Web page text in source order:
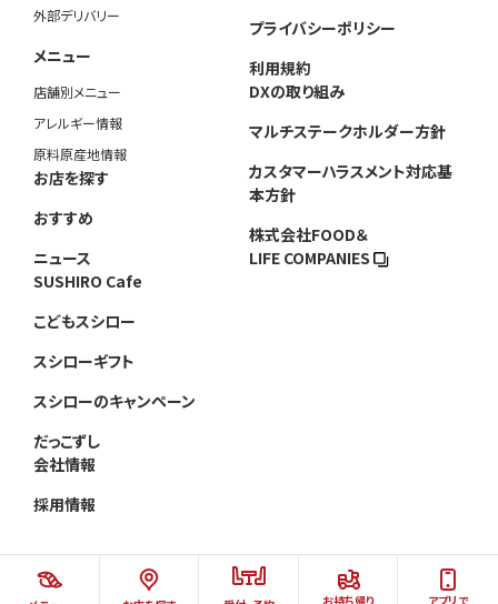
お持ち帰り アプリで
外部デリバリー
メニュー
店舗別メニュー
アレルギー情報
原料原産地情報
お店を探す
おすすめ
ニュース
SUSHIRO Cafe
こどもスシロー
スシローギフト
スシローのキャンペーン
だっこずし
会社情報
採用情報
プライバシーポリシー
利用規約
DXの取り組み
マルチステークホルダー方針
カスタマーハラスメント対応基
本方針
株式会社FOOD＆
LIFE COMPANIES